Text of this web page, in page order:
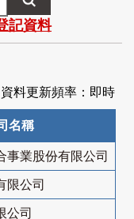
記資料
資料更新頻率：即時
名稱
事業股份有限公司
限公司
公司